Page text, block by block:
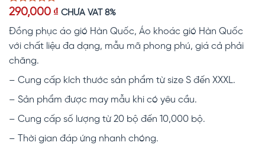
5.00trên 5
1
đánh giá
290,000 ₫ CHƯA VAT 8%
Đồng phục áo gió Hàn Quốc, Áo khoác gió Hàn Quốc
với chất liệu đa dạng, mẫu mã phong phú, giá cả phải
chăng.
– Cung cấp kích thước sản phẩm từ size S đến XXXL.
– Sản phẩm được may mẫu khi có yêu cầu.
– Cung cấp số lượng từ 20 bộ đến 10,000 bộ.
– Thời gian đáp ứng nhanh chóng.